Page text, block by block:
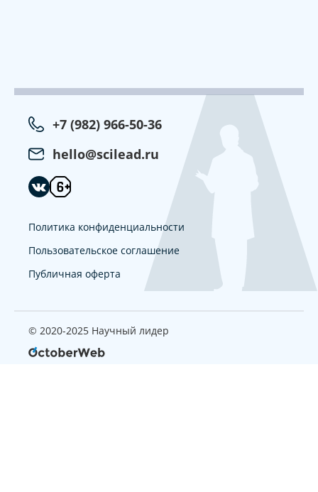
+7 (982) 966-50-36
hello@scilead.ru
Политика конфиденциальности
Пользовательское соглашение
Публичная оферта
© 2020-2025 Научный лидер